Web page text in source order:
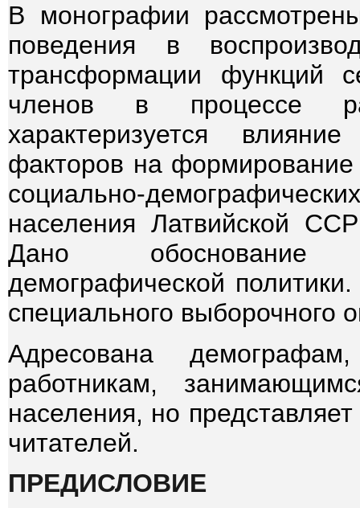
В монографии
поведения в
трансформации функций
членов в процессе
характеризуется
факторов на формирование
социально-
населения Латвийской
Дано обоснование
демографической
специального выборочного
Адресована
работникам,
населения, но
читателей.
ПРЕДИСЛОВИЕ